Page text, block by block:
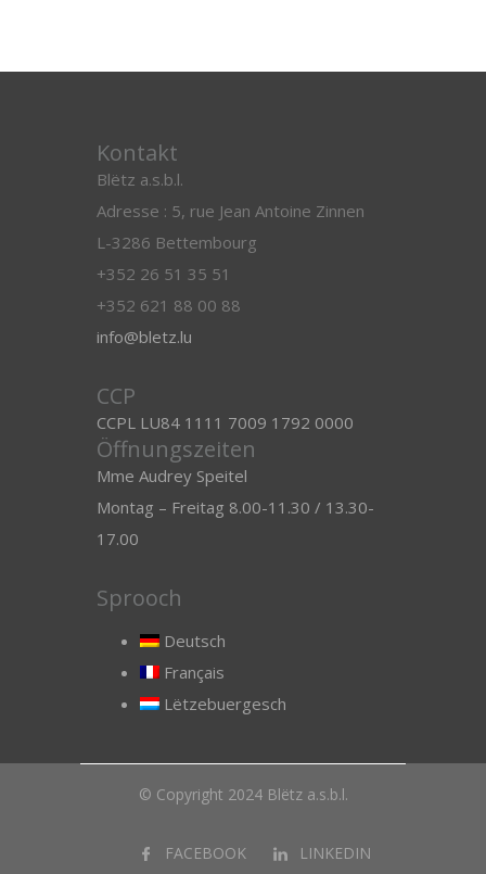
Kontakt
Blëtz a.s.b.l.
Adresse : 5, rue Jean Antoine Zinnen
L-3286 Bettembourg
+352 26 51 35 51
+352 621 88 00 88
info@bletz.lu
CCP
CCPL LU84 1111 7009 1792 0000
Öffnungszeiten
Mme Audrey Speitel
Montag – Freitag 8.00-11.30 / 13.30-
17.00
Sprooch
Deutsch
Français
Lëtzebuergesch
© Copyright 2024 Blëtz a.s.b.l.
FACEBOOK LINKEDIN